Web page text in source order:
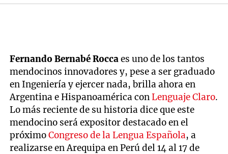
Fernando Bernabé Roccaes uno de los tantos
mendocinos innovadores y, pese a ser graduado
en Ingeniería y ejercer nada, brilla ahora en
Argentina e Hispanoamérica conLenguaje Claro.
Lo más reciente de su historia dice que este
mendocino será expositor destacado en el
próximoCongreso de la Lengua Española, a
realizarse en Arequipa en Perú del 14 al 17 de